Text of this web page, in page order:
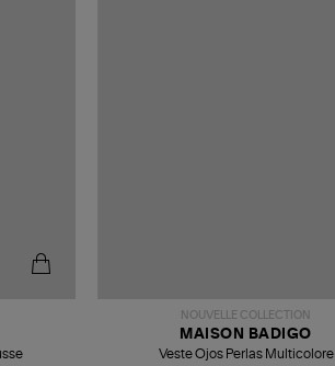
NOUVELLE COLLECTION
MAISON BADIGO
Veste Ojos Perlas Multicolore